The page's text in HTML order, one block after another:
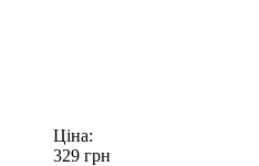
Ціна:
329 грн